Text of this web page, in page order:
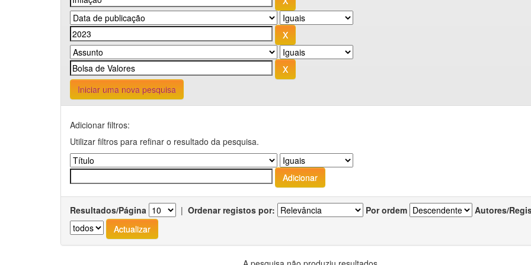
Iniciar uma nova pesquisa
Adicionar filtros:
Utilizar filtros para refinar o resultado da pesquisa.
Resultados/Página | Ordenar registos por: Por ordem Autores/